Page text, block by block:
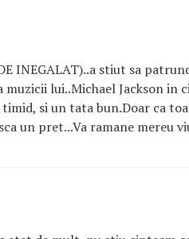
INEGALAT)..a stiut sa
lui..Michael Jackson in
si un tata bun.Doar ca
un pret...Va ramane mereu